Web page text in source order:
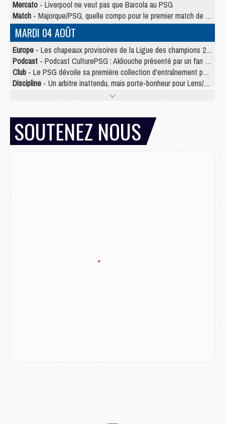
Mercato - Liverpool ne veut pas que Barcola au PSG
Match - Majorque/PSG, quelle compo pour le premier match de la saison 2026/27 ?
MARDI 04 AOÛT
Europe - Les chapeaux provisoires de la Ligue des champions 2026/27
Podcast - Podcast CulturePSG : Akliouche présenté par un fan de Monaco
Club - Le PSG dévoile sa première collection d'entraînement pour 2026/2027
Discipline - Un arbitre inattendu, mais porte-bonheur pour Lens/PSG
- Majorque/PSG, sur quelle chaine et à quelle heure regarder le match ?
Mercato- Le tableau mercato du PSG (été 2026)
Mercato- L'Ajax refuse la première offre du PSG pour Godts
Mercato- Le PSG veut accélérer, Ferran Torres temporise
- Gros coup dur pour Aston Villa avant de croiser le PSG
SOUTENEZ NOUS